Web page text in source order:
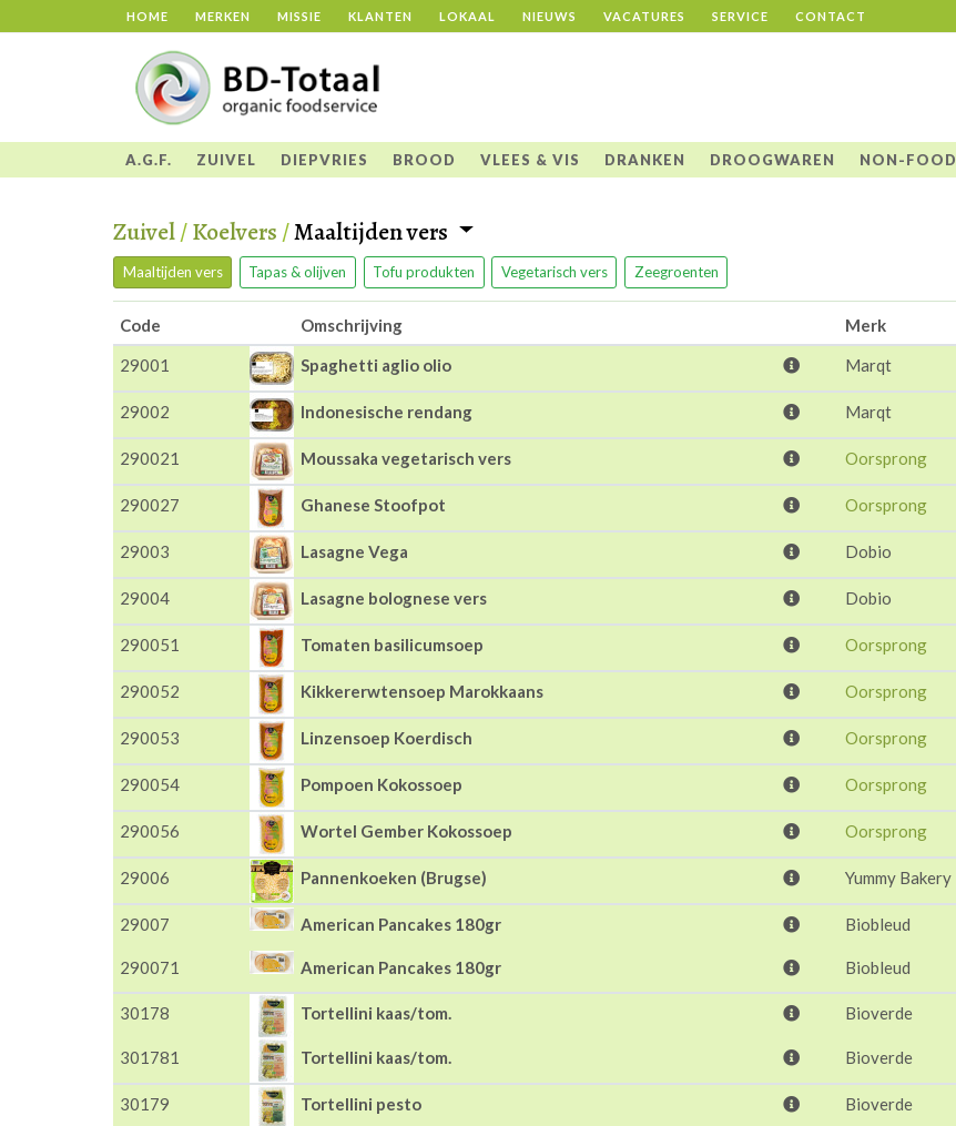
HOME MERKEN MISSIE KLANTEN LOKAAL NIEUWS VACATURES SERVICE CONTACT
A.G.F. ZUIVEL DIEPVRIES BROOD VLEES & VIS DRANKEN DROOGWAREN NON-FOOD
Zuivel/Koelvers/Maaltijden vers
Maaltijden vers Tapas & olijven Tofu produkten Vegetarisch vers Zeegroenten
Code Omschrijving Merk
29001
Spaghetti aglio olio Marqt
29002 Indonesische rendang Marqt
290021 Moussaka vegetarisch vers Oorsprong
290027 Ghanese Stoofpot Oorsprong
29003 Lasagne Vega Dobio
29004 Lasagne bolognese vers Dobio
290051 Tomaten basilicumsoep Oorsprong
290052 Kikkererwtensoep Marokkaans Oorsprong
290053 Linzensoep Koerdisch Oorsprong
290054 Pompoen Kokossoep Oorsprong
290056 Wortel Gember Kokossoep Oorsprong
29006 Pannenkoeken (Brugse) Yummy Bakery
29007 American Pancakes 180gr Biobleud
290071 American Pancakes 180gr Biobleud
30178 Tortellini kaas/tom. Bioverde
301781 Tortellini kaas/tom. Bioverde
30179 Tortellini pesto Bioverde